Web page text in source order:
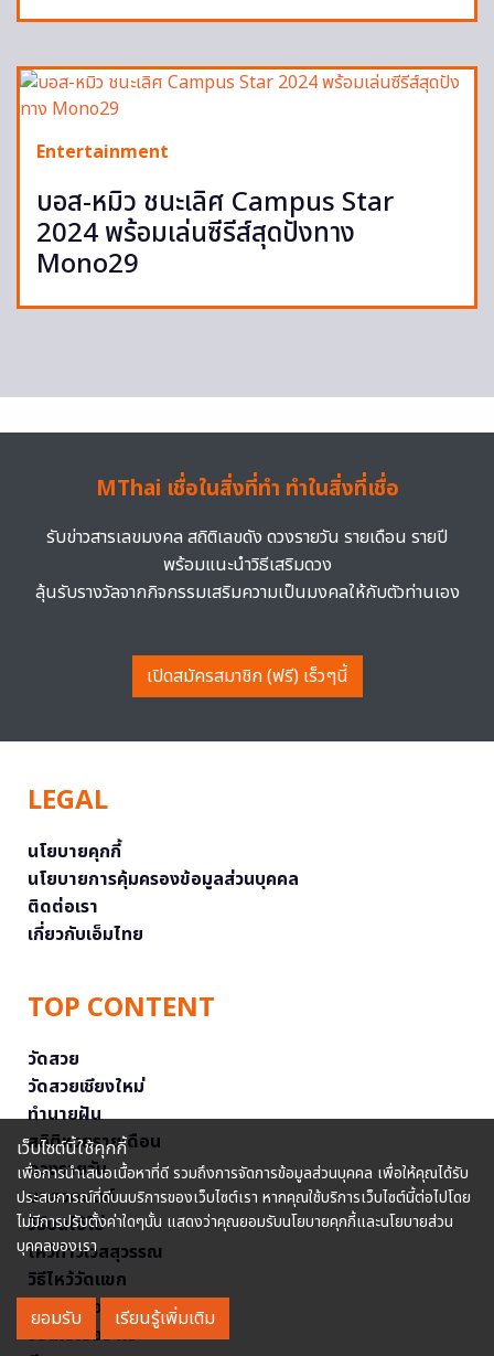
Entertainment
บอส-หมิว ชนะเลิศ Campus Star
2024 พร้อมเล่นซีรีส์สุดปังทาง
Mono29
MThai เชื่อในสิ่งที่ทำ ทำในสิ่งที่เชื่อ
รับข่าวสารเลขมงคล สถิติเลขดัง ดวงรายวัน รายเดือน รายปี
พร้อมแนะนำวิธีเสริมดวง
ลุ้นรับรางวัลจากกิจกรรมเสริมความเป็นมงคลให้กับตัวท่านเอง
เปิดสมัครสมาชิก (ฟรี) เร็วๆนี้
LEGAL
นโยบายคุกกี้
นโยบายการคุ้มครองข้อมูลส่วนบุคคล
ติดต่อเรา
เกี่ยวกับเอ็มไทย
TOP CONTENT
วัดสวย
วัดสวยเชียงใหม่
ทำนายฝัน
สถิติหวยรายเดือน
ดวงรายวัน
บทสวดมนต์
วิธีบนไอ้ไข่
ไหว้ท้าวเวสสุวรรณ
วิธีไหว้วัดแขก
วอลเปเปอร์พระแม่ลักษมี
วอลเปเปอร์ ฟรี
เว็บไซต์นี้ใช้คุกกี้
เพื่อการนำเสนอเนื้อหาที่ดี รวมถึงการจัดการข้อมูลส่วนบุคคล เพื่อให้คุณได้รับ
ประสบการณ์ที่ดีบนบริการของเว็บไซต์เรา หากคุณใช้บริการเว็บไซต์นี้ต่อไปโดย
ไม่มีการปรับตั้งค่าใดๆนั้น แสดงว่าคุณยอมรับนโยบายคุกกี้และนโยบายส่วน
บุคคลของเรา
ยอมรับ เรียนรู้เพิ่มเติม